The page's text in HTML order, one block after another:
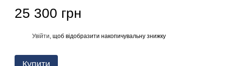
25 300 грн
Увійти , щоб відобразити накопичувальну знижку
Купити